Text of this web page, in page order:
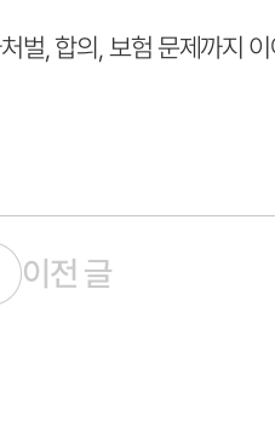
벌, 합의, 보험 문제까지
이전 글